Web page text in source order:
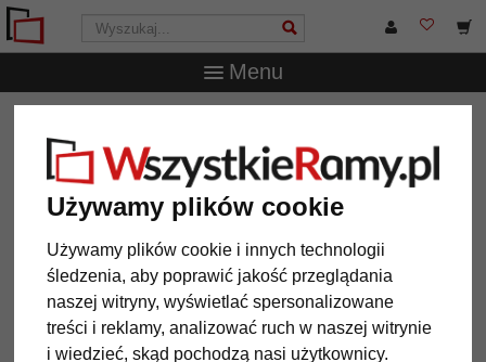
Używamy plików cookie
Używamy plików cookie i innych technologii
śledzenia, aby poprawić jakość przeglądania
naszej witryny, wyświetlać spersonalizowane
treści i reklamy, analizować ruch w naszej witrynie
i wiedzieć, skąd pochodzą nasi użytkownicy.
Menu
rama Straw
Barokowa rama Straw